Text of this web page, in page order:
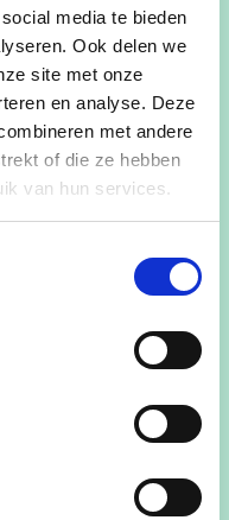
media te bieden
Ook delen we
site met onze
en analyse. Deze
met andere
of die ze hebben
van hun services.
KMO-zone
van
het huidige bestuur
van 1,7
minstens 15